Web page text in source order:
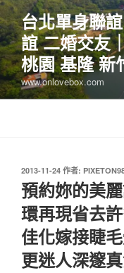
跳
至
主
要
內
容
台北單身聯
誼 二婚交友
桃園 基隆 新
www.onlovebox.com
發
佈
於
2013-11-24 作者:
預約妳的美
環再現省去
佳化嫁接睫
更迷人深邃